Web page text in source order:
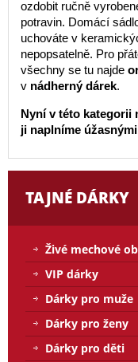
ozdobit ručně
potravin. Domácí
uchováte v
nepopsatelně. Pro
všechny se tu najde
v nádherný dárek.
Nyní v této kategorii
ji naplníme
TAJNÉ DÁRKY
Živé mechové
VIP dárky
Dárky pro muže
Dárky pro ženy
Dárky pro děti